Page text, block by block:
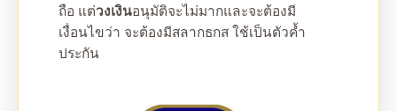
ถือ แต่วงเงินอนุมัติจะไม่มากและจะต้องมี
เงื่อนไขว่า จะต้องมีสลากธกส ใช้เป็นตัวค้ำ
ประกัน